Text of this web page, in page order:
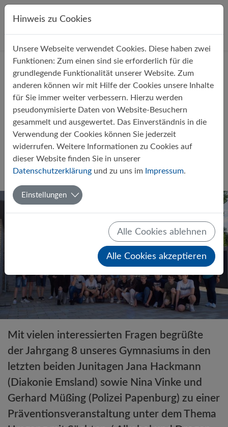
Direkt zur Hauptnavigation springen
Direkt zum Inhalt springen
StartseiteÜber uns Aktuelles
Präventionsveranstaltung im
Jahrgang 8 zu Sucht, Alkohol und
Drogen
12.07.2022 Allgemein
Mit vielen interessierten Fragen begrüßte
der Jahrgang 8 unseres Gymnasiums in den
letzten beiden Junitagen Jana Hackmann
(Diakonie Emsland) sowie Nina Vinke und
Gerhard Müßing (Polizei Papenburg) zu einer
Präventionsveranstaltung unter dem Thema
Hinweis zu Cookies
Unsere Webseite verwendet Cookies. Diese haben zwei
Funktionen: Zum einen sind sie erforderlich für die
grundlegende Funktionalität unserer Website. Zum
anderen können wir mit Hilfe der Cookies unsere Inhalte
für Sie immer weiter verbessern. Hierzu werden
pseudonymisierte Daten von Website-Besuchern
gesammelt und ausgewertet. Das Einverständnis in die
Verwendung der Cookies können Sie jederzeit
widerrufen. Weitere Informationen zu Cookies auf
dieser Website finden Sie in unserer
Datenschutzerklärung und zu uns im Impressum.
Einstellungen
Alle Cookies ablehnen
Alle Cookies akzeptieren